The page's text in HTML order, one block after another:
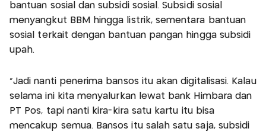
bantuan sosial dan subsidi sosial. Subsidi sosial
menyangkut BBM hingga listrik, sementara bantuan
sosial terkait dengan bantuan pangan hingga subsidi
upah.
"Jadi nanti penerima bansos itu akan digitalisasi. Kalau
selama ini kita menyalurkan lewat bank Himbara dan
PT Pos, tapi nanti kira-kira satu kartu itu bisa
mencakup semua. Bansos itu salah satu saja, subsidi